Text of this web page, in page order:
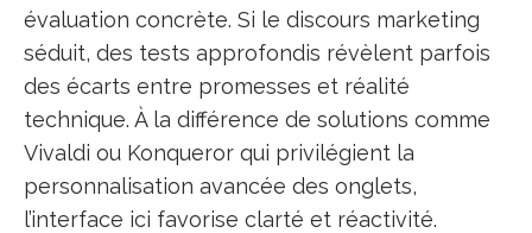
évaluation concrète. Si le discours marketing
séduit, des tests approfondis révèlent parfois
des écarts entre promesses et réalité
technique. À la différence de solutions comme
Vivaldi ou Konqueror qui privilégient la
personnalisation avancée des onglets,
l’interface ici favorise clarté et réactivité.